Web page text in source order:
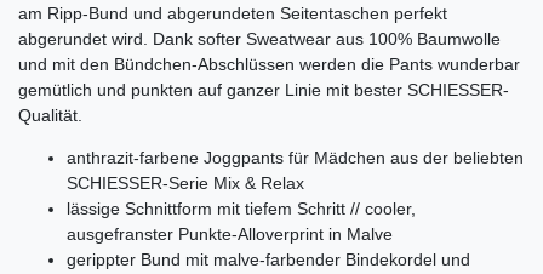
am Ripp-Bund und abgerundeten Seitentaschen perfekt
abgerundet wird. Dank softer Sweatwear aus 100% Baumwolle
und mit den Bündchen-Abschlüssen werden die Pants wunderbar
gemütlich und punkten auf ganzer Linie mit bester SCHIESSER-
Qualität.
anthrazit-farbene Joggpants für Mädchen aus der beliebten
SCHIESSER-Serie Mix & Relax
lässige Schnittform mit tiefem Schritt // cooler,
ausgefranster Punkte-Alloverprint in Malve
gerippter Bund mit malve-farbender Bindekordel und